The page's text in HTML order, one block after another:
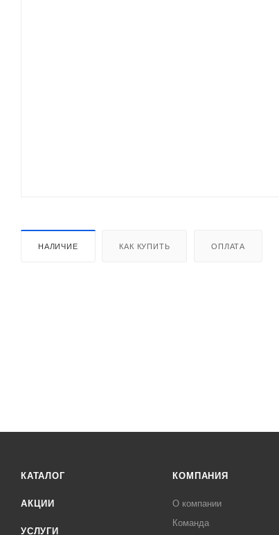
НАЛИЧИЕ КАК КУПИТЬ ОПЛАТА
КАТАЛОГ
АКЦИИ
УСЛУГИ
КОМПАНИЯ
О компании
Команда